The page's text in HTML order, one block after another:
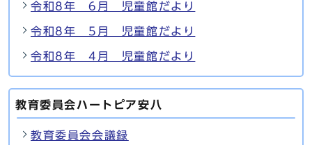
令和8年 6月 児童館だより
令和8年 5月 児童館だより
令和8年 4月 児童館だより
教育委員会ハートピア安八
教育委員会会議録